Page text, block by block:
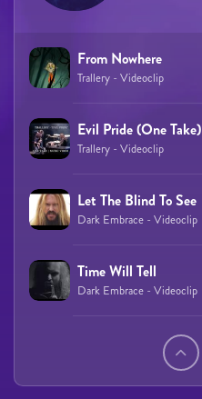
From Nowhere
Trallery - Videoclip
Evil Pride (One Take)
Trallery - Videoclip
Let The Blind To See
Dark Embrace - Videoclip
Time Will Tell
Dark Embrace - Videoclip